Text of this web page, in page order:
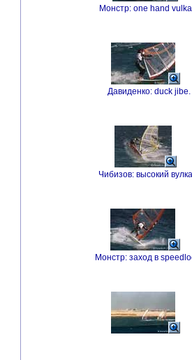
Монстр: one hand
Давиденко: duck jibe.
Чибизов: высокий
Монстр: заход в